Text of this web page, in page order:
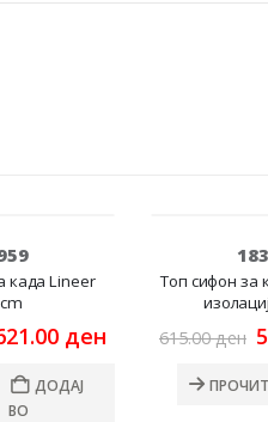
када Lineer
was:
ден.
ден Current
621.00 ден.
ДОДАЈ
ВО
Топ сифон за
615.00ден